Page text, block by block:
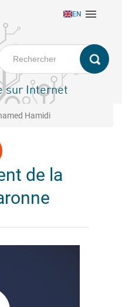
EN 
sur Internet
Hamidi
de la